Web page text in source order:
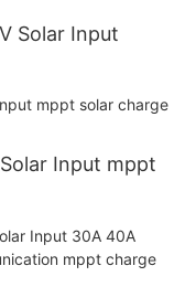
Solar Input
Input mppt